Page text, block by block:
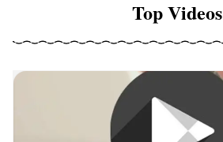
Top Videos